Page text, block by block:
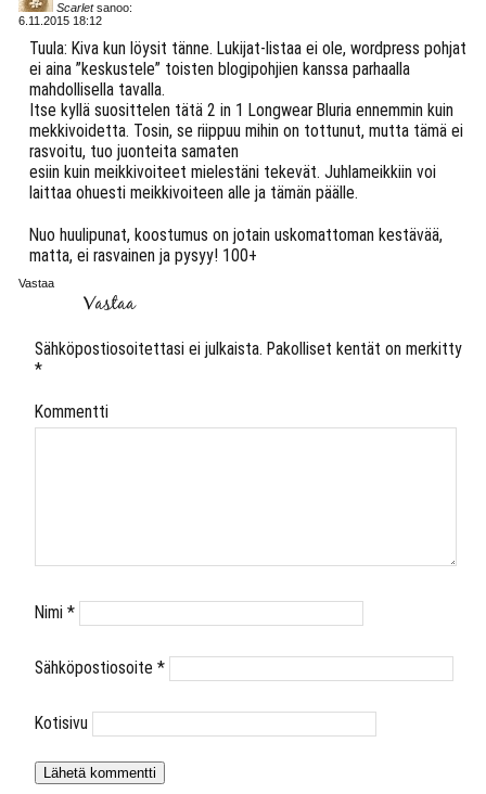
Scarlet sanoo:
6.11.2015 18:12
Tuula: Kiva kun löysit tänne. Lukijat-listaa ei ole, wordpress pohjat
ei aina ”keskustele” toisten blogipohjien kanssa parhaalla
mahdollisella tavalla.
Itse kyllä suosittelen tätä 2 in 1 Longwear Bluria ennemmin kuin
mekkivoidetta. Tosin, se riippuu mihin on tottunut, mutta tämä ei
rasvoitu, tuo juonteita samaten
esiin kuin meikkivoiteet mielestäni tekevät. Juhlameikkiin voi
laittaa ohuesti meikkivoiteen alle ja tämän päälle.
Nuo huulipunat, koostumus on jotain uskomattoman kestävää,
matta, ei rasvainen ja pysyy! 100+
Vastaa
Vastaa
Sähköpostiosoitettasi ei julkaista. Pakolliset kentät on merkitty
*
Kommentti
Nimi *
Sähköpostiosoite *
Kotisivu